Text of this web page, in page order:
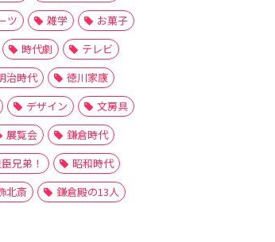
ツ 雑学
お菓子
時代劇
テレビ
治時代
徳川家康
デザイン
文房具
展覧会
鎌倉時代
兄弟！
昭和時代
北斎 鎌倉殿の13人